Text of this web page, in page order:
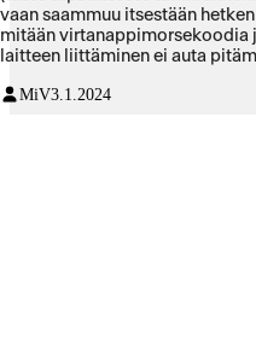
vaan saammuu itsestään
mitään virtanappimorsekoodia
laitteen liittäminen ei auta
MiV3.1.2024